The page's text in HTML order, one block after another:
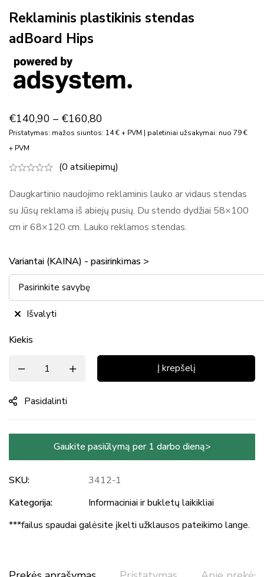
Reklaminis plastikinis stendas
adBoard Hips
€140,90 – €160,80
Pristatymas: mažos siuntos: 14 € + PVM | paletiniai užsakymai: nuo 79 €
+ PVM
(0 atsiliepimų)
Daugkartinio naudojimo reklaminis lauko ar vidaus stendas
su Jūsų reklama iš abiejų pusių. Du stendo dydžiai 58×100
cm ir 68×120 cm. Lauko reklamos stendas.
Variantai (KAINA) - pasirinkimas >
Išvalyti
Kiekis
Į krepšelį
Pasidalinti
Gaukite pasiūlymą per 1 darbo dieną>
SKU:
3412-1
Kategorija:
Informaciniai ir bukletų laikikliai
***failus spaudai galėsite įkelti užklausos pateikimo lange.